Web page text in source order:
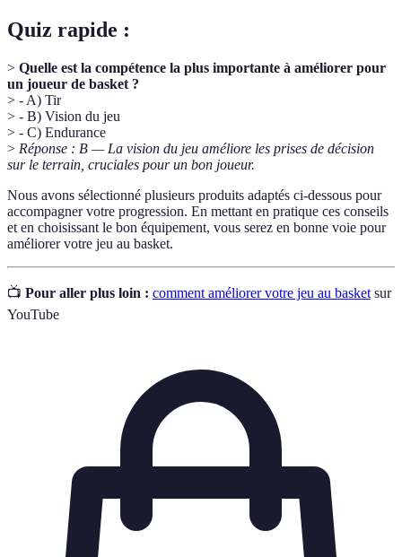
Quiz rapide :
> Quelle est la compétence la plus importante à améliorer pour
un joueur de basket ?
> - A) Tir
> - B) Vision du jeu
> - C) Endurance
> Réponse : B — La vision du jeu améliore les prises de décision
sur le terrain, cruciales pour un bon joueur.
Nous avons sélectionné plusieurs produits adaptés ci-dessous pour
accompagner votre progression. En mettant en pratique ces conseils
et en choisissant le bon équipement, vous serez en bonne voie pour
améliorer votre jeu au basket.
📺 Pour aller plus loin : comment améliorer votre jeu au basket sur
YouTube